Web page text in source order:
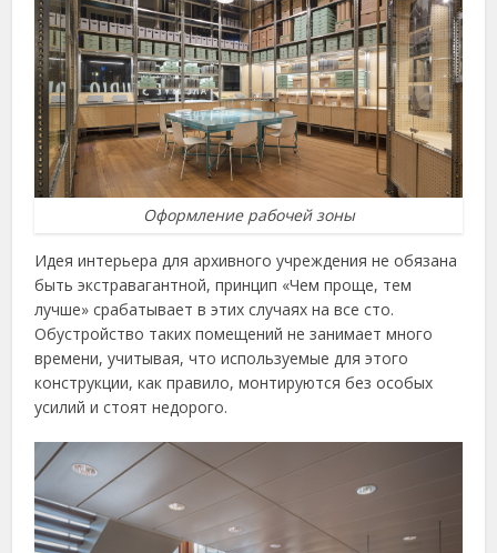
Оформление рабочей зоны
Идея интерьера для архивного учреждения не обязана
быть экстравагантной, принцип «Чем проще, тем
лучше» срабатывает в этих случаях на все сто.
Обустройство таких помещений не занимает много
времени, учитывая, что используемые для этого
конструкции, как правило, монтируются без особых
усилий и стоят недорого.